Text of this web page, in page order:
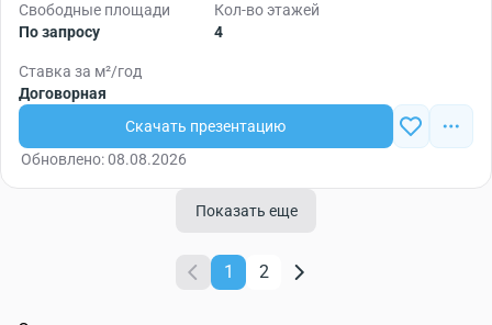
Свободные площади
По запросу
Кол-во этажей
4
Ставка за м²/год
Договорная
Скачать презентацию
Обновлено: 08.08.2026
Показать еще
1 2